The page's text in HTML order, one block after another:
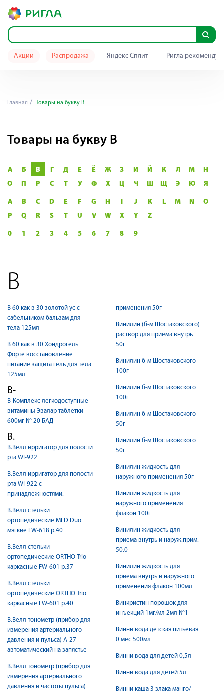
Акции Распродажа Яндекс Сплит Ригла
Главная Товары на букву В
Товары на букву В
А Б В Г Д Е Ё Ж З И Й К Л М
Н
О
П Р С Т У Ф Х Ц Ч Ш Щ Э Ю Я
A B C D E F G H I J K L M N
O
P
Q R S T U V W X Y Z
0 1 2 3 4 5 6 7 8 9
В
В 60 как в 30 золотой ус с
сабельником бальзам для
тела 125мл
В 60 как в 30 Хондрогель
Форте восстановление
питание защита гель для тела
125мл
В-
В-Комплекс легкодоступные
витамины Эвалар таблетки
600мг № 20 БАД
В.
В.Велл ирригатор для полости
рта WI-922
В.Велл ирригатор для полости
рта WI-922 с
принадлежностями.
В.Велл стельки
ортопедические MED Duo
мягкие FW-618 р.40
В.Велл стельки
ортопедические ORTHO Trio
каркасные FW-601 р.37
В.Велл стельки
ортопедические ORTHO Trio
каркасные FW-601 р.40
В.Велл тонометр (прибор для
измерения артериального
давления и пульса) A-27
автоматический на запястье
В.Велл тонометр (прибор для
измерения артериального
давления и частоты пульса)
применения 50г
Винилин (б-м Шостаковского)
раствор для приема внутрь
50г
Винилин б-м Шостаковского
100г
Винилин б-м Шостаковского
100г
Винилин б-м Шостаковского
50г
Винилин б-м Шостаковского
50г
Винилин жидкость для
наружного применения 50г
Винилин жидкость для
наружного применения
флакон 100г
Винилин жидкость для
приема внутрь и наруж.прим.
50.0
Винилин жидкость для
приема внутрь и наружного
применения флакон 100мл
Винкристин порошок для
инъекций 1мг/мл 2мл №1
Винни вода детская питьевая
0 мес 500мл
Винни вода для детей 0,5л
Винни вода для детей 5л
Винни каша 3 злака манго/